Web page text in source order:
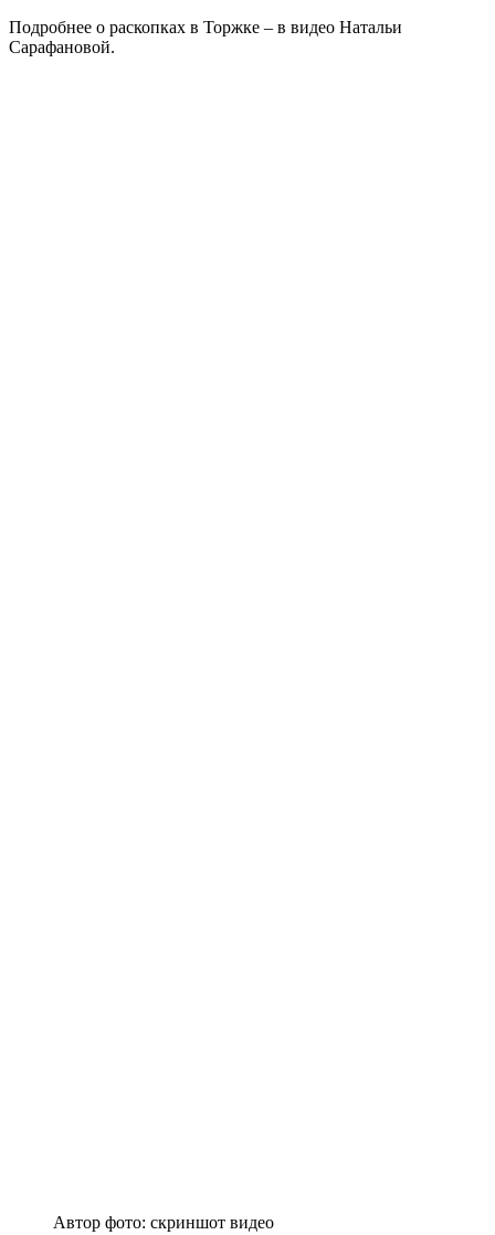
Подробнее о раскопках в Торжке – в видео Натальи
Сарафановой.
Автор фото: скриншот видео